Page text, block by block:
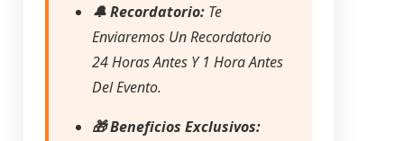
🔔 Recordatorio: Te
Enviaremos Un Recordatorio
24 Horas Antes Y 1 Hora Antes
Del Evento.
🎁 Beneficios Exclusivos: